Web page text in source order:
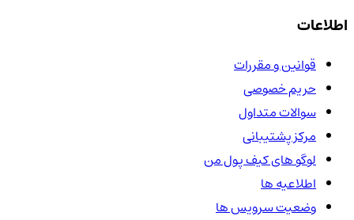
اطلاعات
قوانین و مقررات
حریم خصوصی
سوالات متداول
مرکز پشتیبانی
لوگو های کیف پول من
اطلاعیه ها
وضعیت سرویس ها